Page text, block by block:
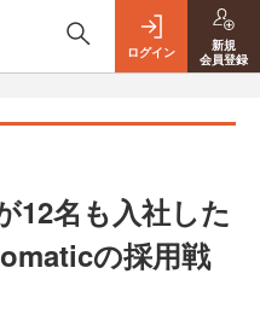
ログイン
新規
会員登録
12名も入社した
の採用戦